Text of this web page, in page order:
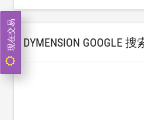
DYMENSION GOOGLE
现在交易